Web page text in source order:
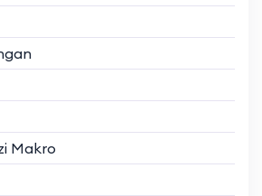
Makro